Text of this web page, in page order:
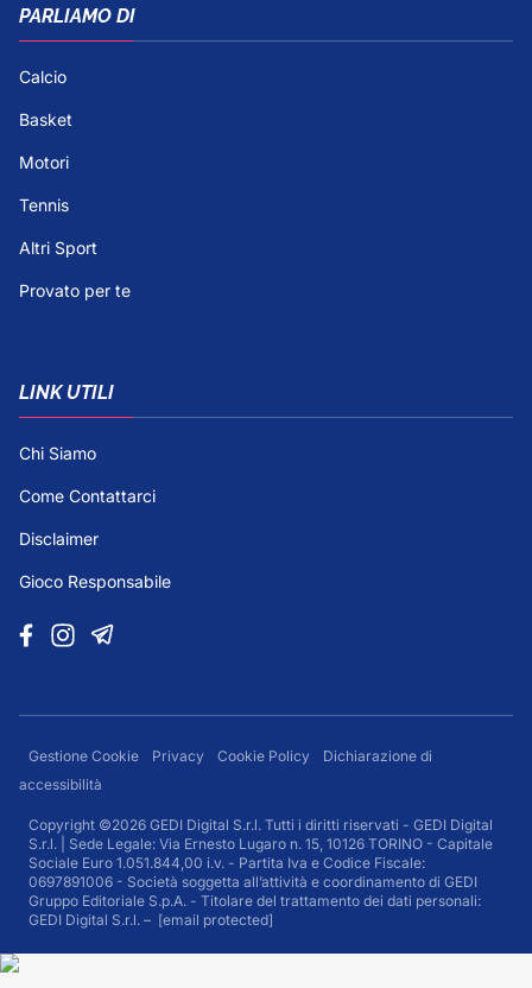
PARLIAMO DI
Calcio
Basket
Motori
Tennis
Altri Sport
Provato per te
LINK UTILI
Chi Siamo
Come Contattarci
Disclaimer
Gioco Responsabile
Gestione Cookie Privacy Cookie Policy
Dichiarazione di
accessibilità
Copyright ©2026 GEDI Digital S.r.l. Tutti i diritti riservati - GEDI Digital
S.r.l. | Sede Legale: Via Ernesto Lugaro n. 15, 10126 TORINO - Capitale
Sociale Euro 1.051.844,00 i.v. - Partita Iva e Codice Fiscale:
0697891006 - Società soggetta all’attività e coordinamento di GEDI
Gruppo Editoriale S.p.A. - Titolare del trattamento dei dati personali:
GEDI Digital S.r.l. – [email protected]